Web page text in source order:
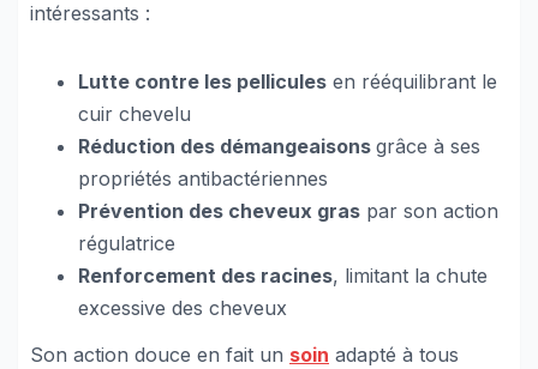
intéressants :
Lutte contre les pellicules en rééquilibrant le
cuir chevelu
Réduction des démangeaisons grâce à ses
propriétés antibactériennes
Prévention des cheveux gras par son action
régulatrice
Renforcement des racines, limitant la chute
excessive des cheveux
Son action douce en fait un soin adapté à tous